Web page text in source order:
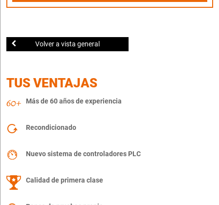
Volver a vista general
TUS VENTAJAS
Más de 60 años de experiencia
Recondicionado
Nuevo sistema de controladores PLC
Calidad de primera clase